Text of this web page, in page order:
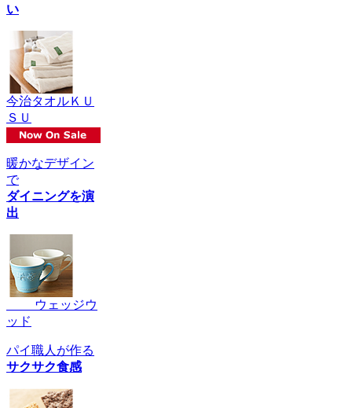
い
今治タオルＫＵ
ＳＵ
暖かなデザイン
で
ダイニングを演
出
ウェッジウ
ッド
パイ職人が作る
サクサク食感